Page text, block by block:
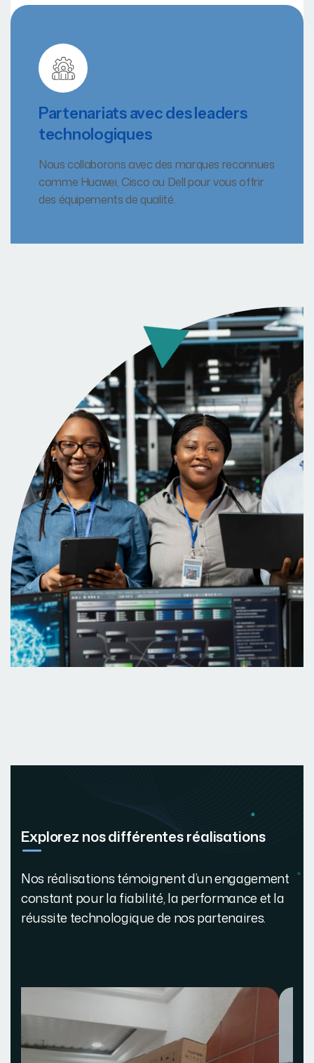
Partenariats avec des leaders
technologiques
Nous collaborons avec des marques reconnues
comme Huawei, Cisco ou Dell pour vous offrir
des équipements de qualité.
Explorez nos différentes réalisations
Nos réalisations témoignent d’un engagement
constant pour la fiabilité, la performance et la
réussite technologique de nos partenaires.